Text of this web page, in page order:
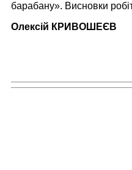
барабану». Висновки
Олексій КРИВОШЕЄВ